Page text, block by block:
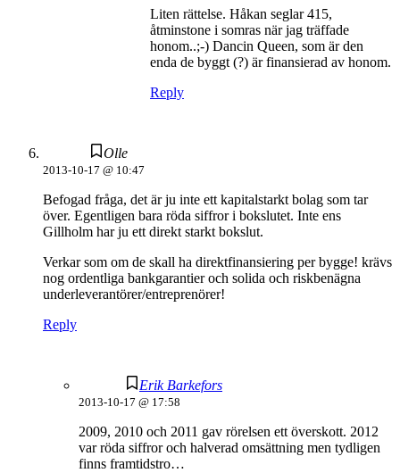
Liten rättelse. Håkan seglar 415,
åtminstone i somras när jag träffade
honom..;-) Dancin Queen, som är den
enda de byggt (?) är finansierad av honom.
Reply
Olle
2013-10-17 @ 10:47
Befogad fråga, det är ju inte ett kapitalstarkt bolag som tar
över. Egentligen bara röda siffror i bokslutet. Inte ens
Gillholm har ju ett direkt starkt bokslut.
Verkar som om de skall ha direktfinansiering per bygge! krävs
nog ordentliga bankgarantier och solida och riskbenägna
underleverantörer/entreprenörer!
Reply
Erik Barkefors
2013-10-17 @ 17:58
2009, 2010 och 2011 gav rörelsen ett överskott. 2012
var röda siffror och halverad omsättning men tydligen
finns framtidstro…